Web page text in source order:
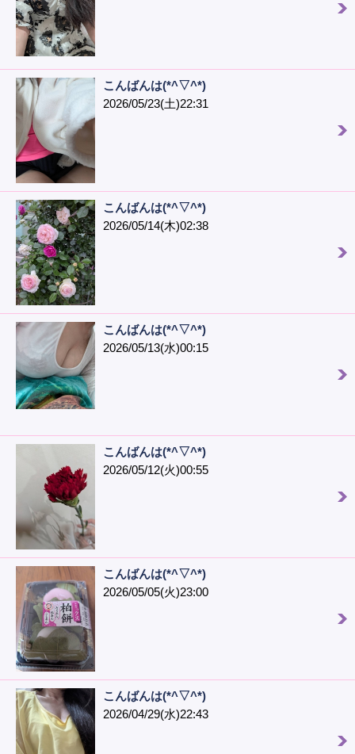
こんばんは(*^▽^*)
2026/05/23(土)22:31
こんばんは(*^▽^*)
2026/05/14(木)02:38
こんばんは(*^▽^*)
2026/05/13(水)00:15
こんばんは(*^▽^*)
2026/05/12(火)00:55
こんばんは(*^▽^*)
2026/05/05(火)23:00
こんばんは(*^▽^*)
2026/04/29(水)22:43